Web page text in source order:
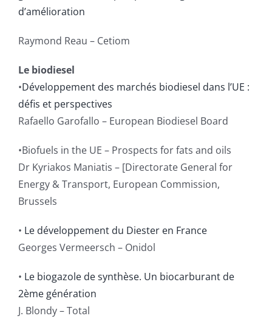
d’amélioration
Raymond Reau – Cetiom
Le biodiesel
•Développement des marchés biodiesel dans l’UE :
défis et perspectives
Rafaello Garofallo – European Biodiesel Board
•Biofuels in the UE – Prospects for fats and oils
Dr Kyriakos Maniatis – [Directorate General for
Energy & Transport, European Commission,
Brussels
• Le développement du Diester en France
Georges Vermeersch – Onidol
• Le biogazole de synthèse. Un biocarburant de
2ème génération
J. Blondy – Total